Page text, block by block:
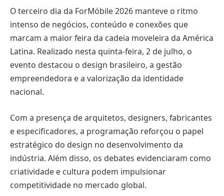
O terceiro dia da ForMóbile 2026 manteve o ritmo
intenso de negócios, conteúdo e conexões que
marcam a maior feira da cadeia moveleira da América
Latina. Realizado nesta quinta-feira, 2 de julho, o
evento destacou o design brasileiro, a gestão
empreendedora e a valorização da identidade
nacional.
Com a presença de arquitetos, designers, fabricantes
e especificadores, a programação reforçou o papel
estratégico do design no desenvolvimento da
indústria. Além disso, os debates evidenciaram como
criatividade e cultura podem impulsionar
competitividade no mercado global.